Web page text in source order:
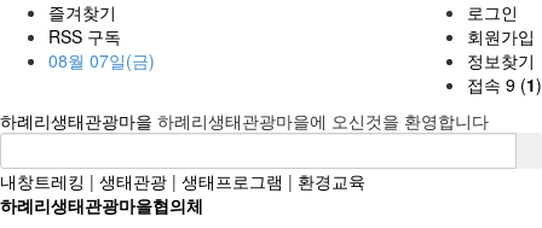
즐겨찾기
RSS 구독
08월 07일(금)
로그인
회원가입
정보찾기
접속 9 (1)
하례리생태관광마을 하례리생태관광마을에 오신것을 환영합니다
내창트레킹 | 생태관광 | 생태프로그램 | 환경교육
하례리생태관광마을협의체